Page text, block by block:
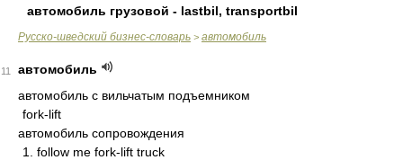
автомобиль грузовой - lastbil, transportbil
Русско-шведский бизнес-словарь > автомобиль
11
автомобиль
автомобиль с вильчатым подъемником
fork-lift
автомобиль сопровождения
1. follow me fork-lift truck